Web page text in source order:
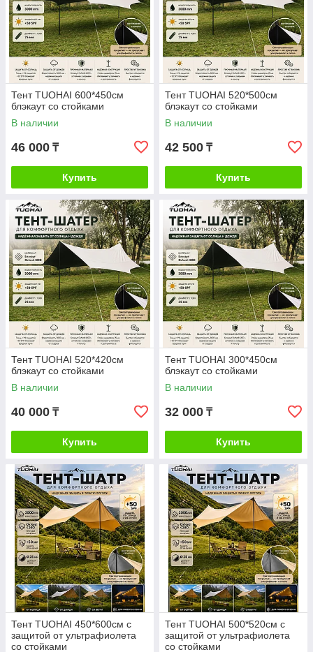
Тент TUOHAI 600*450см
блэкаут со стойками
В наличии
46 000 ₸
Купить
Тент TUOHAI 520*500см
блэкаут со стойками
В наличии
42 500 ₸
Купить
Тент TUOHAI 520*420см
блэкаут со стойками
В наличии
40 000 ₸
Купить
Тент TUOHAI 300*450см
блэкаут со стойками
В наличии
32 000 ₸
Купить
Тент TUOHAI 450*600см с
защитой от ультрафиолета
со стойками
Тент TUOHAI 500*520см с
защитой от ультрафиолета
со стойками